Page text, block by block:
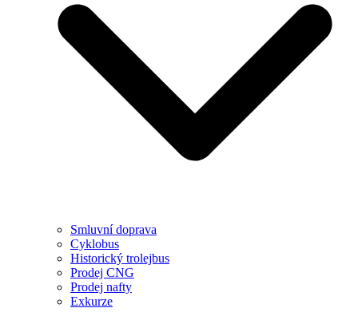
Smluvní doprava
Cyklobus
Historický trolejbus
Prodej CNG
Prodej nafty
Exkurze